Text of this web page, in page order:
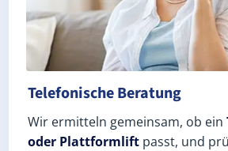
Telefonische Beratung
Wir ermitteln gemeinsam, ob ein
oder Plattformlift passt, und